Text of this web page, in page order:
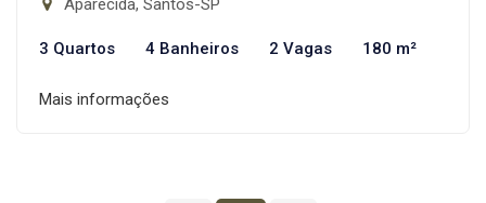
Aparecida, Santos-SP
3 Quartos 4 Banheiros 2 Vagas 180 m²
Mais informações